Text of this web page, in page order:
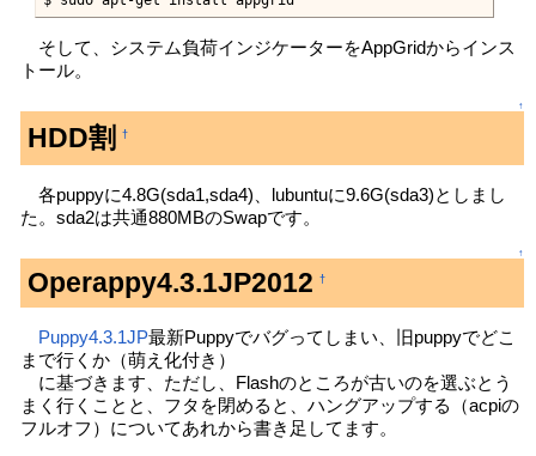
そして、システム負荷インジケーターをAppGridからインス
トール。
↑
HDD割 †
各puppyに4.8G(sda1,sda4)、lubuntuに9.6G(sda3)としまし
た。sda2は共通880MBのSwapです。
↑
Operappy4.3.1JP2012 †
Puppy4.3.1JP最新Puppyでバグってしまい、旧puppyでどこ
まで行くか（萌え化付き）
に基づきます、ただし、Flashのところが古いのを選ぶとう
まく行くことと、フタを閉めると、ハングアップする（acpiの
フルオフ）についてあれから書き足してます。